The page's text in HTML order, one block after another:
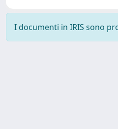
I documenti in IRIS sono